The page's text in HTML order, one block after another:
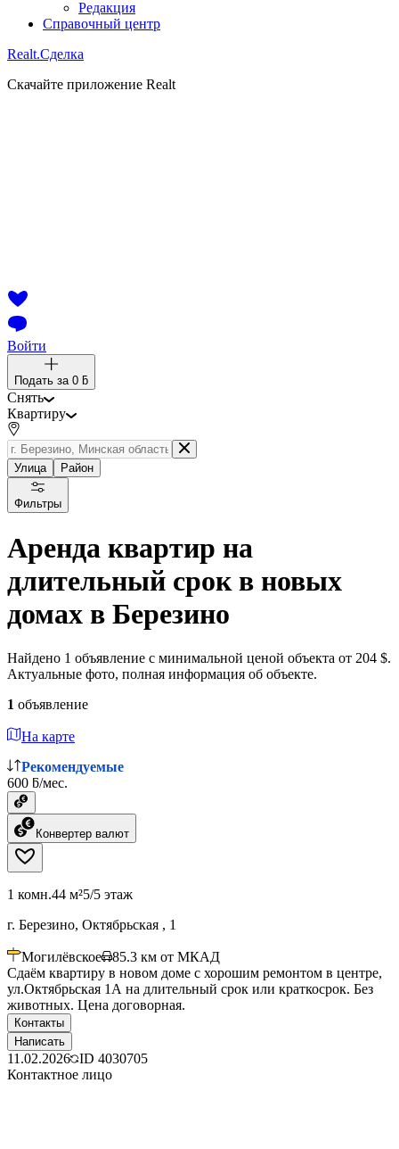
Редакция
Справочный центр
Realt.Сделка
Скачайте приложение Realt
Войти
Подать за 0 ƃ
Снять
Квартиру
Улица Район
Фильтры
Аренда квартир на
длительный срок в новых
домах в Березино
Найдено 1 объявление с минимальной ценой объекта от 204 $.
Актуальные фото, полная информация об объекте.
1 объявление
На карте
Рекомендуемые
600 ƃ/мес.
Конвертер валют
1 комн.44 м²5/5 этаж
г. Березино, Октябрьская , 1
Могилёвское 85.3 км от МКАД
Сдаём квартиру в новом доме с хорошим ремонтом в центре,
ул.Октябрьская 1А на длительный срок или краткосрок. Без
животных. Цена договорная.
Контакты
Написать
11.02.2026 ID 4030705
Контактное лицо